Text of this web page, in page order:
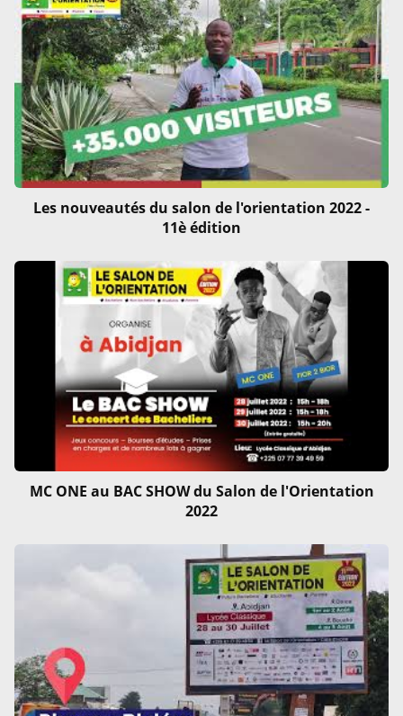
Les nouveautés du salon de l'orientation 2022 -
11è édition
MC ONE au BAC SHOW du Salon de l'Orientation
2022